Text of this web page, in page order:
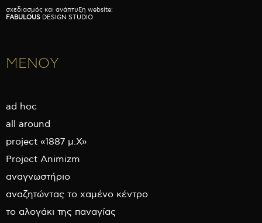
σχεδιασμός και ανάπτυξη website:
FABULOUS DESIGN STUDIO
ΜΕΝΟΥ
ad hoc
all around
project «1887 μ.Χ»
Project Animizm
αναγνωστήριο
αναζητώντας το χαμένο κέντρο
το αλογάκι της παναγίας